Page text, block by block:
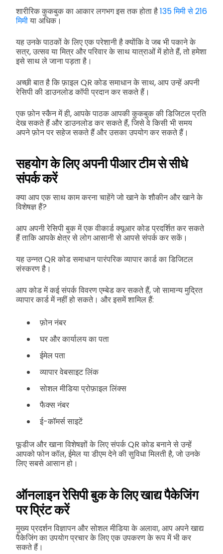
शारीरिक कुकबुक का आकार लगभग इस तक होता है135 मिमी से 216
मिमीया अधिक।
यह उनके पाठकों के लिए एक परेशानी है क्योंकि वे जब भी पकाने के
सत्र, उत्सव या मित्र और परिवार के साथ यात्राओं में होते हैं, तो हमेशा
इसे साथ ले जाना पड़ता है।
अच्छी बात है कि फ़ाइल QR कोड समाधान के साथ, आप उन्हें अपनी
रेसिपी की डाउनलोड कॉपी प्रदान कर सकते हैं।
एक फ़ोन स्कैन में ही, आपके पाठक आपकी कुकबुक की डिजिटल प्रति
देख सकते हैं और डाउनलोड कर सकते हैं, जिसे वे किसी भी समय
अपने फ़ोन पर सहेज सकते हैं और उसका उपयोग कर सकते हैं।
सहयोग के लिए अपनी पीआर टीम से सीधे
संपर्क करें
क्या आप एक साथ काम करना चाहेंगे जो खाने के शौकीन और खाने के
विशेषज्ञ हैं?
आप अपनी रेसिपी बुक में एक वीकार्ड क्यूआर कोड प्रदर्शित कर सकते
हैं ताकि आपके क्षेत्र से लोग आसानी से आपसे संपर्क कर सकें।
यह उन्नत QR कोड समाधान पारंपरिक व्यापार कार्ड का डिजिटल
संस्करण है।
आप कोड में कई संपर्क विवरण एम्बेड कर सकते हैं, जो सामान्य मुद्रित
व्यापार कार्ड में नहीं हो सकते। और इसमें शामिल हैं:
फ़ोन नंबर
घर और कार्यालय का पता
ईमेल पता
व्यापार वेबसाइट लिंक
सोशल मीडिया प्रोफ़ाइल लिंक्स
फैक्स नंबर
ई-कॉमर्स साइटें
फूडीज और खाना विशेषज्ञों के लिए संपर्क QR कोड बनाने से उन्हें
आपको फोन कॉल, ईमेल या डीएम देने की सुविधा मिलती है, जो उनके
लिए सबसे आसान हो।
ऑनलाइन रेसिपी बुक के लिए खाद्य पैकेजिंग
पर प्रिंट करें
मुख्य प्रदर्शन विज्ञापन और सोशल मीडिया के अलावा, आप अपने खाद्य
पैकेजिंग का उपयोग प्रचार के लिए एक उपकरण के रूप में भी कर
सकते हैं।